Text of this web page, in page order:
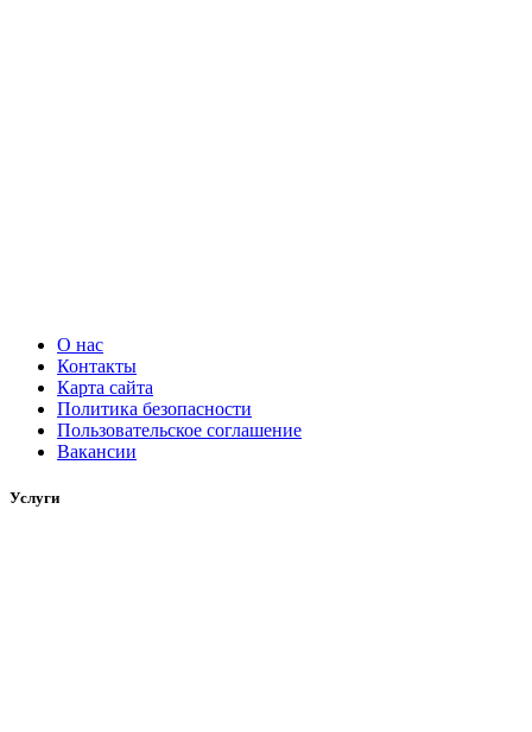
О нас
Контакты
Карта сайта
Политика безопасности
Пользовательское соглашение
Вакансии
Услуги